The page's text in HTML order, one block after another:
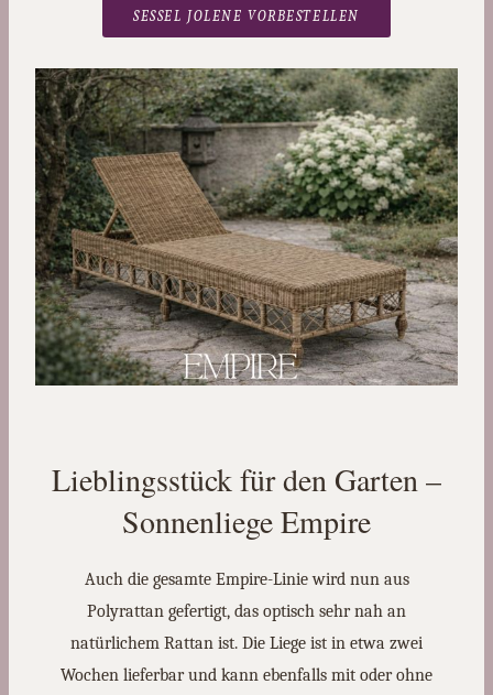
SESSEL JOLENE VORBESTELLEN
Lieblingsstück für den Garten –
Sonnenliege Empire
Auch die gesamte Empire-Linie wird nun aus
Polyrattan gefertigt, das optisch sehr nah an
natürlichem Rattan ist. Die Liege ist in etwa zwei
Wochen lieferbar und kann ebenfalls mit oder ohne